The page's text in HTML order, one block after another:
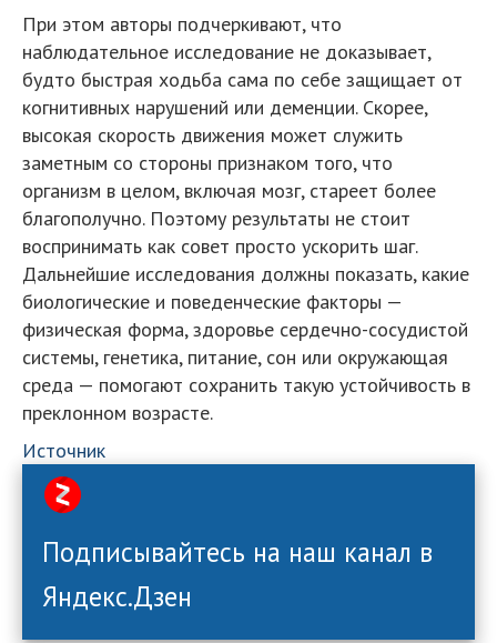
При этом авторы подчеркивают, что
наблюдательное исследование не доказывает,
будто быстрая ходьба сама по себе защищает от
когнитивных нарушений или деменции. Скорее,
высокая скорость движения может служить
заметным со стороны признаком того, что
организм в целом, включая мозг, стареет более
благополучно. Поэтому результаты не стоит
воспринимать как совет просто ускорить шаг.
Дальнейшие исследования должны показать, какие
биологические и поведенческие факторы —
физическая форма, здоровье сердечно-сосудистой
системы, генетика, питание, сон или окружающая
среда — помогают сохранить такую устойчивость в
преклонном возрасте.
Источник
Подписывайтесь на наш канал в
Яндекс.Дзен